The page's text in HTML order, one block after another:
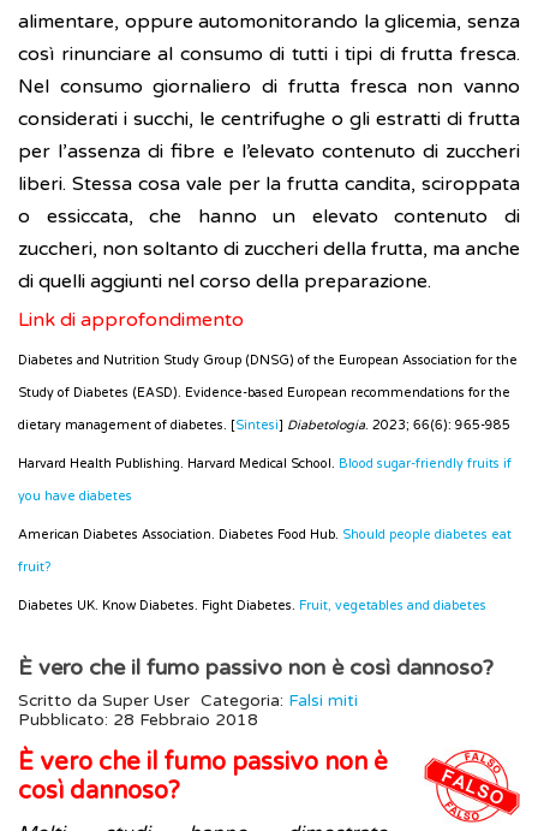
alimentare, oppure automonitorando la glicemia, senza
così rinunciare al consumo di tutti i tipi di frutta fresca.
Nel consumo giornaliero di frutta fresca non vanno
considerati i succhi, le centrifughe o gli estratti di frutta
per l’assenza di fibre e l’elevato contenuto di zuccheri
liberi. Stessa cosa vale per la frutta candita, sciroppata
o essiccata, che hanno un elevato contenuto di
zuccheri, non soltanto di zuccheri della frutta, ma anche
di quelli aggiunti nel corso della preparazione.
Link di approfondimento
Diabetes and Nutrition Study Group (DNSG) of the European Association for the
Study of Diabetes (EASD). Evidence-based European recommendations for the
dietary management of diabetes. [Sintesi] Diabetologia. 2023; 66(6): 965-985
Harvard Health Publishing. Harvard Medical School. Blood sugar-friendly fruits if
you have diabetes
American Diabetes Association. Diabetes Food Hub. Should people diabetes eat
fruit?
Diabetes UK. Know Diabetes. Fight Diabetes. Fruit, vegetables and diabetes
È vero che il fumo passivo non è così dannoso?
Scritto da Super User Categoria: Falsi miti
Pubblicato: 28 Febbraio 2018
È vero che il fumo passivo non è
così dannoso?